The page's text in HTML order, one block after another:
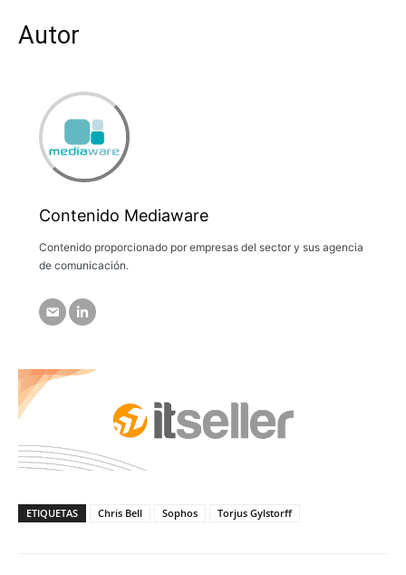
Autor
Contenido Mediaware
Contenido proporcionado por empresas del sector y sus agencia
de comunicación.
ETIQUETAS Chris Bell Sophos Torjus Gylstorff